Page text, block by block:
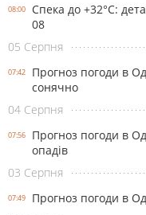
08:00
Спека до +32°С:
08
05 Серпня
07:42
Прогноз погоди в
сонячно
04 Серпня
07:56
Прогноз погоди в
опадів
03 Серпня
07:49
Прогноз погоди в